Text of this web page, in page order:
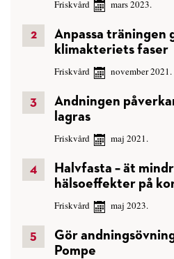
Friskvård mars 2023.
Anpassa träningen
klimakteriets faser
Friskvård november 2021.
Andningen
lagras
Friskvård maj 2021.
Halvfasta – ät
hälsoeffekter på
Friskvård maj 2023.
Gör
Pompe